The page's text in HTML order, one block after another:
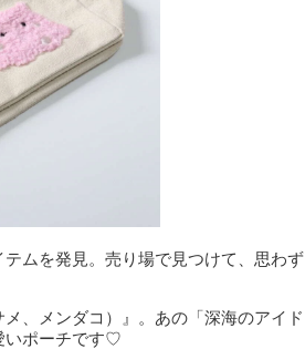
ムを発見。売り場で見つけて、思わず
、メンダコ）』。あの「深海のアイド
いポーチです♡